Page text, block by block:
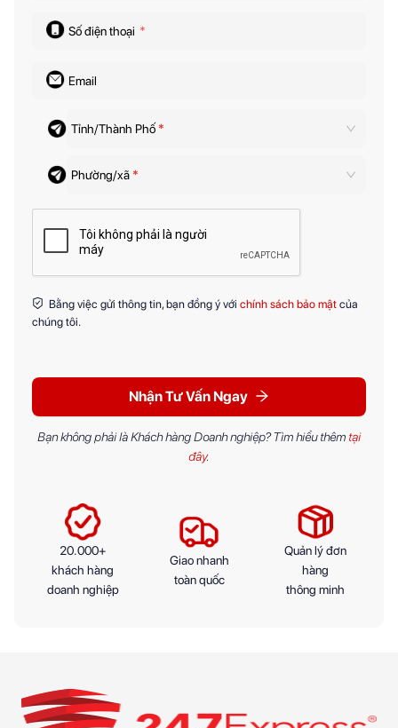
Số điện thoại *
Email
Tỉnh/Thành Phố *
Phường/xã *
Bằng việc gửi thông tin, bạn đồng ý với chính sách bảo mật của
chúng tôi.
Nhận Tư Vấn Ngay
Bạn không phải là Khách hàng Doanh nghiệp? Tìm hiểu thêm tại
đây.
20.000+
khách hàng
doanh nghiệp
Giao nhanh
toàn quốc
Quản lý đơn
hàng
thông minh